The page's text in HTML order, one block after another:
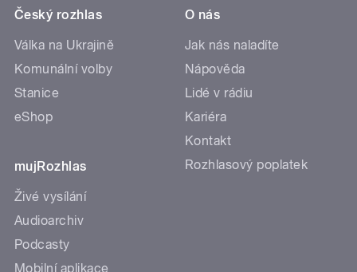
Český rozhlas
Válka na Ukrajině
Komunální volby
Stanice
eShop
mujRozhlas
Živé vysílání
Audioarchiv
Podcasty
Mobilní aplikace
O nás
Jak nás naladíte
Nápověda
Lidé v rádiu
Kariéra
Kontakt
Rozhlasový poplatek